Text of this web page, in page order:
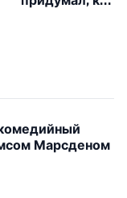
Марсденом